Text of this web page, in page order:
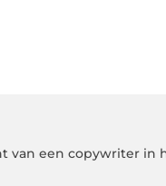
van een copywriter in